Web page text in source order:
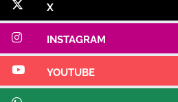
X
INSTAGRAM
YOUTUBE